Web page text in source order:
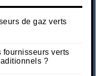
de gaz verts
fournisseurs verts
?